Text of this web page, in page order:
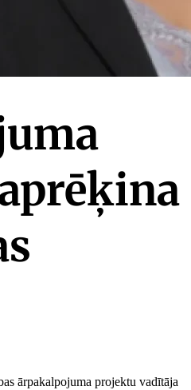
ārpakalpojuma projektu vadītāja